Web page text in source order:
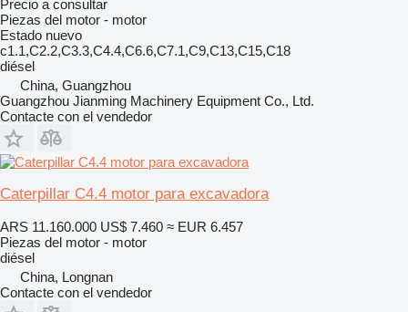
Precio a consultar
Piezas del motor - motor
Estado nuevo
c1.1,C2.2,C3.3,C4.4,C6.6,C7.1,C9,C13,C15,C18
diésel
China, Guangzhou
Guangzhou Jianming Machinery Equipment Co., Ltd.
Contacte con el vendedor
Caterpillar C4.4 motor para excavadora
ARS 11.160.000 US$ 7.460 ≈ EUR 6.457
Piezas del motor - motor
diésel
China, Longnan
Contacte con el vendedor